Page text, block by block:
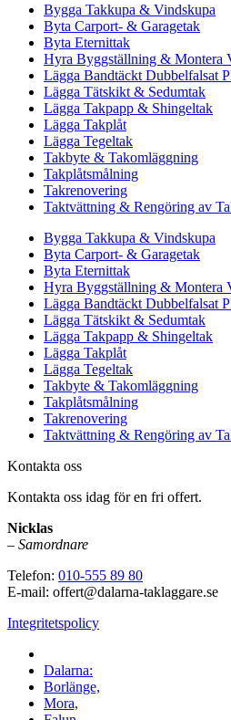
Bygga Takkupa & Vindskupa
Byta Carport- & Garagetak
Byta Eternittak
Hyra Byggställning & Montera
Lägga Bandtäckt Dubbelfalsat
Lägga Tätskikt & Sedumtak
Lägga Takpapp & Shingeltak
Lägga Takplåt
Lägga Tegeltak
Takbyte & Takomläggning
Takplåtsmålning
Takrenovering
Taktvättning & Rengöring av
Bygga Takkupa & Vindskupa
Byta Carport- & Garagetak
Byta Eternittak
Hyra Byggställning & Montera
Lägga Bandtäckt Dubbelfalsat
Lägga Tätskikt & Sedumtak
Lägga Takpapp & Shingeltak
Lägga Takplåt
Lägga Tegeltak
Takbyte & Takomläggning
Takplåtsmålning
Takrenovering
Taktvättning & Rengöring av
Kontakta oss
Kontakta oss idag för en fri offert.
Nicklas
– Samordnare
Telefon: 010-555 89 80
E-mail: offert@dalarna-taklaggare.se
Integritetspolicy
Dalarna:
Borlänge,
Mora,